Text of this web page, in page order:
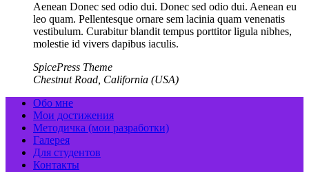
Aenean Donec sed odio dui. Donec sed odio dui. Aenean eu
leo quam. Pellentesque ornare sem lacinia quam venenatis
vestibulum. Curabitur blandit tempus porttitor ligula nibhes,
molestie id vivers dapibus iaculis.
SpicePress Theme
Chestnut Road, California (USA)
Обо мне
Мои достижения
Методичка (мои разработки)
Галерея
Для студентов
Контакты